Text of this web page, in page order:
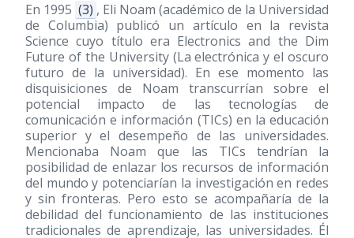
En 1995 (3) , Eli Noam (académico de la Universidad
de Columbia) publicó un artículo en la revista
Science cuyo título era Electronics and the Dim
Future of the University (La electrónica y el oscuro
futuro de la universidad). En ese momento las
disquisiciones de Noam transcurrían sobre el
potencial impacto de las tecnologías de
comunicación e información (TICs) en la educación
superior y el desempeño de las universidades.
Mencionaba Noam que las TICs tendrían la
posibilidad de enlazar los recursos de información
del mundo y potenciarían la investigación en redes
y sin fronteras. Pero esto se acompañaría de la
debilidad del funcionamiento de las instituciones
tradicionales de aprendizaje, las universidades. Él